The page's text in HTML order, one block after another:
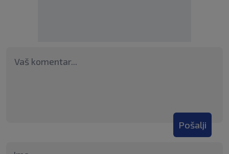
Pošalji